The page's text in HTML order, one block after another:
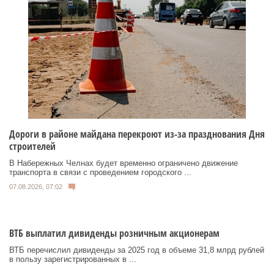
Дороги в районе майдана перекроют из-за празднования Дня
строителей
В Набережных Челнах будет временно ограничено движение
транспорта в связи с проведением городского ...
07.08.2026, 07:02
ВТБ выплатил дивиденды розничным акционерам
ВТБ перечислил дивиденды за 2025 год в объеме 31,8 млрд рублей
в пользу зарегистрированных в ...